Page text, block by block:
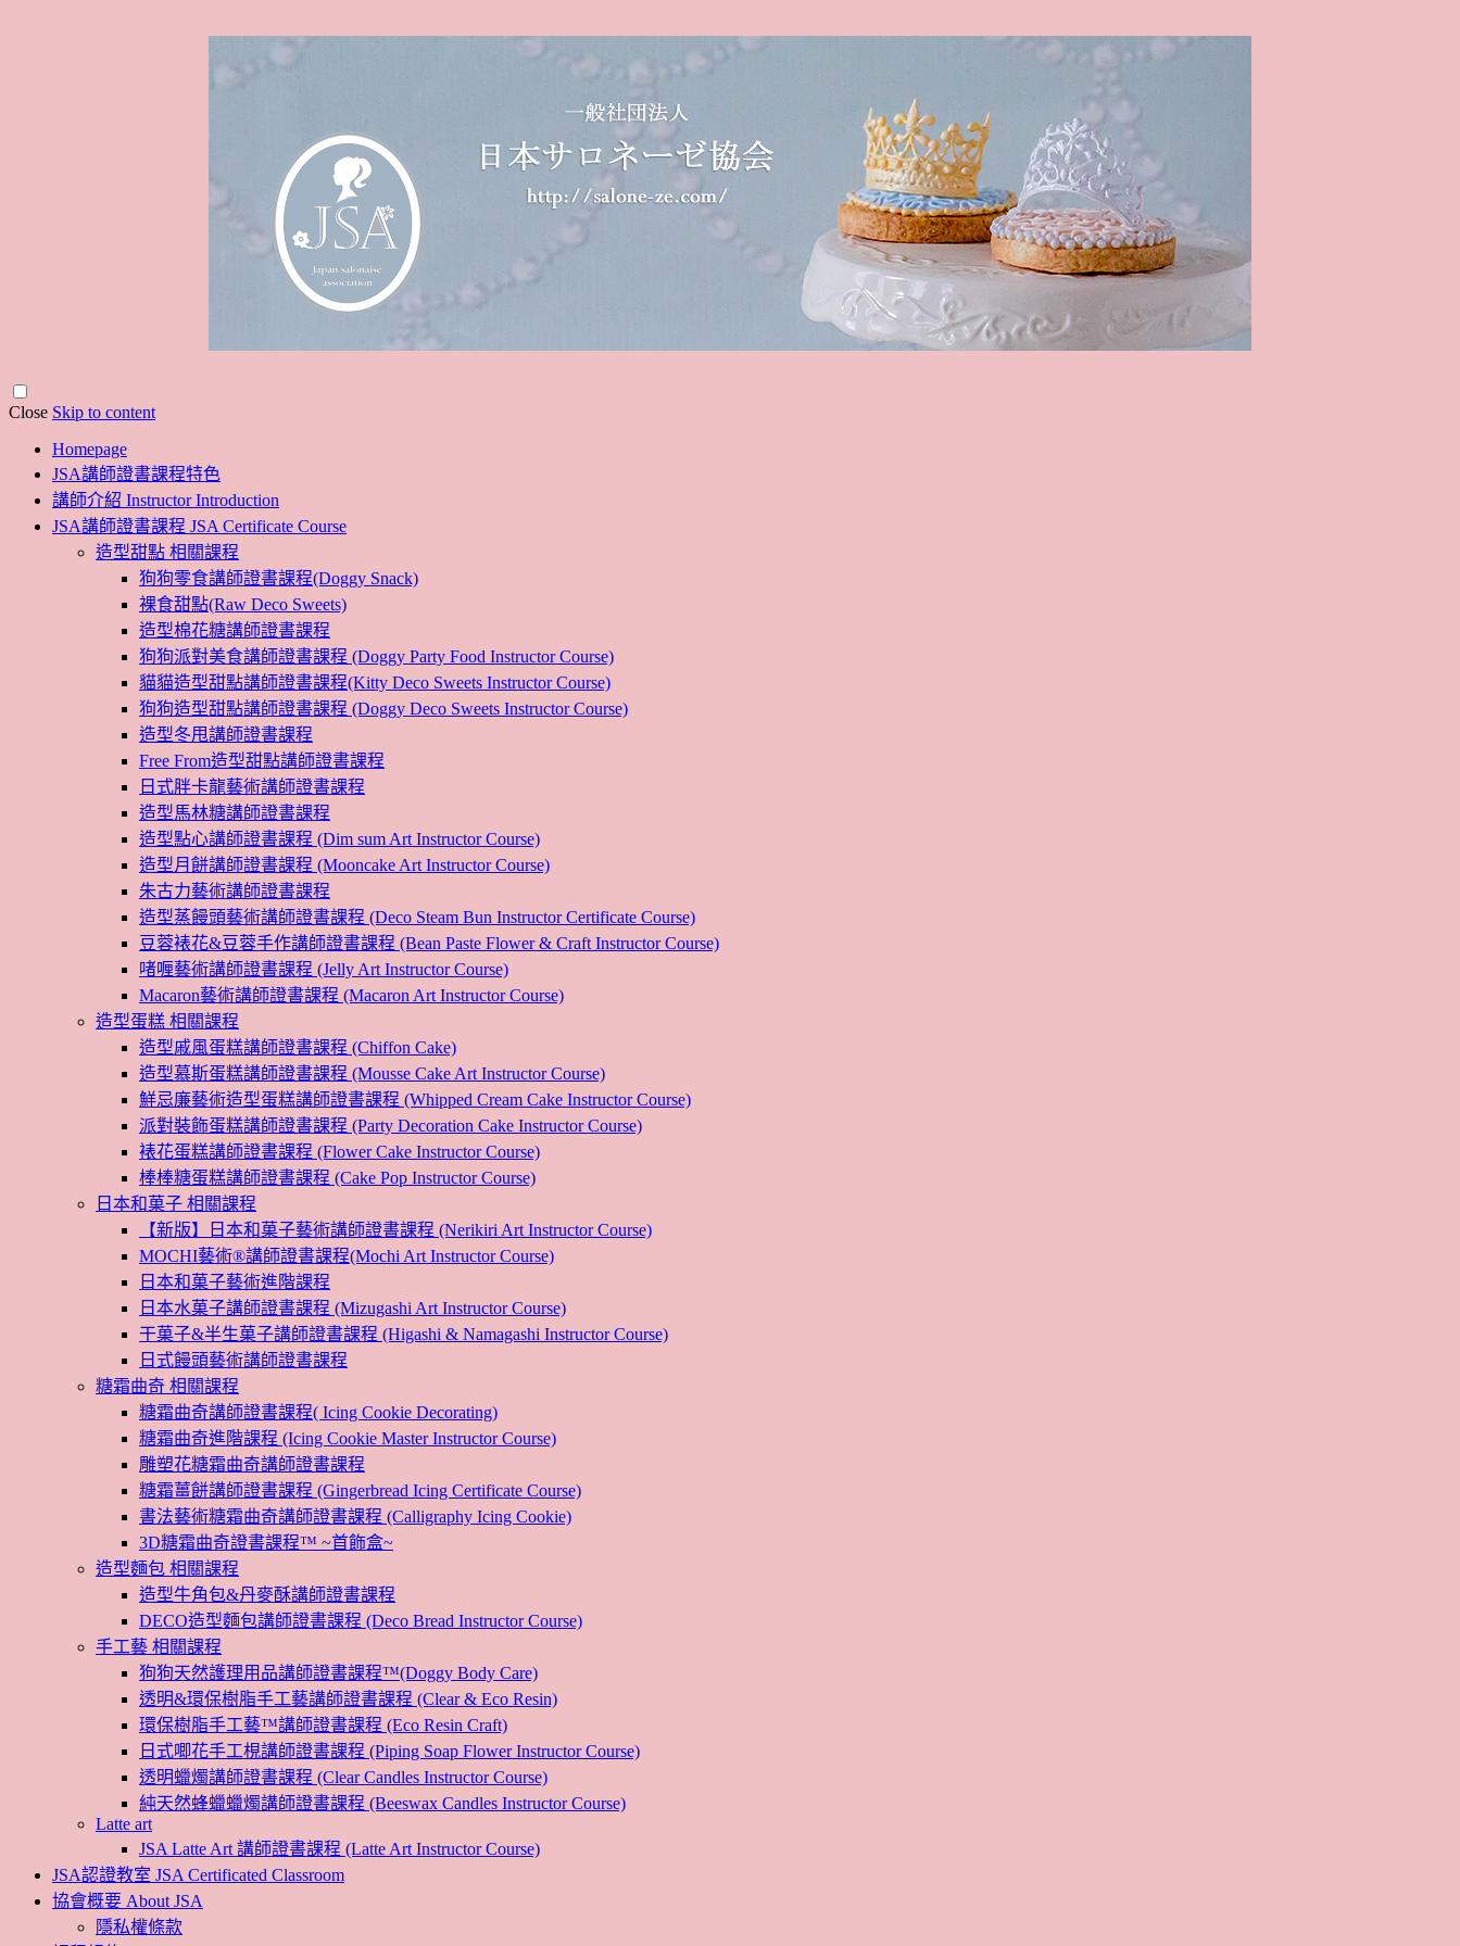
Close Skip to content
Homepage
JSA講師證書課程特色
講師介紹 Instructor Introduction
JSA講師證書課程 JSA Certificate Course
造型甜點 相關課程
狗狗零食講師證書課程(Doggy Snack)
裸食甜點(Raw Deco Sweets)
造型棉花糖講師證書課程
狗狗派對美食講師證書課程 (Doggy Party Food Instructor Course)
貓貓造型甜點講師證書課程(Kitty Deco Sweets Instructor Course)
狗狗造型甜點講師證書課程 (Doggy Deco Sweets Instructor Course)
造型冬甩講師證書課程
Free From造型甜點講師證書課程
日式胖卡龍藝術講師證書課程
造型馬林糖講師證書課程
造型點心講師證書課程 (Dim sum Art Instructor Course)
造型月餅講師證書課程 (Mooncake Art Instructor Course)
朱古力藝術講師證書課程
造型蒸饅頭藝術講師證書課程 (Deco Steam Bun Instructor Certificate Course)
豆蓉裱花&豆蓉手作講師證書課程 (Bean Paste Flower & Craft Instructor Course)
啫喱藝術講師證書課程 (Jelly Art Instructor Course)
Macaron藝術講師證書課程 (Macaron Art Instructor Course)
造型蛋糕 相關課程
造型戚風蛋糕講師證書課程 (Chiffon Cake)
造型慕斯蛋糕講師證書課程 (Mousse Cake Art Instructor Course)
鮮忌廉藝術造型蛋糕講師證書課程 (Whipped Cream Cake Instructor Course)
派對裝飾蛋糕講師證書課程 (Party Decoration Cake Instructor Course)
裱花蛋糕講師證書課程 (Flower Cake Instructor Course)
棒棒糖蛋糕講師證書課程 (Cake Pop Instructor Course)
日本和菓子 相關課程
【新版】日本和菓子藝術講師證書課程 (Nerikiri Art Instructor Course)
MOCHI藝術®講師證書課程(Mochi Art Instructor Course)
日本和菓子藝術進階課程
日本水菓子講師證書課程 (Mizugashi Art Instructor Course)
干菓子&半生菓子講師證書課程 (Higashi & Namagashi Instructor Course)
日式饅頭藝術講師證書課程
糖霜曲奇 相關課程
糖霜曲奇講師證書課程( Icing Cookie Decorating)
糖霜曲奇進階課程 (Icing Cookie Master Instructor Course)
雕塑花糖霜曲奇講師證書課程
糖霜薑餅講師證書課程 (Gingerbread Icing Certificate Course)
書法藝術糖霜曲奇講師證書課程 (Calligraphy Icing Cookie)
3D糖霜曲奇證書課程™ ~首飾盒~
造型麵包 相關課程
造型牛角包&丹麥酥講師證書課程
DECO造型麵包講師證書課程 (Deco Bread Instructor Course)
手工藝 相關課程
狗狗天然護理用品講師證書課程™(Doggy Body Care)
透明&環保樹脂手工藝講師證書課程 (Clear & Eco Resin)
環保樹脂手工藝™講師證書課程 (Eco Resin Craft)
日式唧花手工梘講師證書課程 (Piping Soap Flower Instructor Course)
透明蠟燭講師證書課程 (Clear Candles Instructor Course)
純天然蜂蠟蠟燭講師證書課程 (Beeswax Candles Instructor Course)
Latte art
JSA Latte Art 講師證書課程 (Latte Art Instructor Course)
JSA認證教室 JSA Certificated Classroom
協會概要 About JSA
隱私權條款